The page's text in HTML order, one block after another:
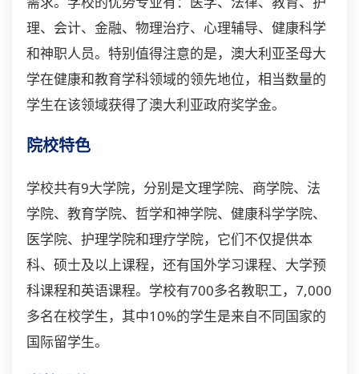
理、会计、金融、物理治疗、心理辅导、健康科学
和神职人员。特别值得注意的是，澳大利亚圣母大
学在健康和教育学科领域的领先地位，相当数量的
学生在该领域获得了澳大利亚政府奖学金。
院校特色
学校共有9大学院，分别是文理学院、商学院、法
学院、教育学院、哲学和神学院、健康科学学院、
医学院、护理学院和理疗学院，它们不仅提供本
科、硕士及以上课程，还有国外学习课程、大学预
科课程和英语课程。学校有700多名教职工，7,000
多名在校学生，其中10%的学生是来自不同国家的
国际留学生。